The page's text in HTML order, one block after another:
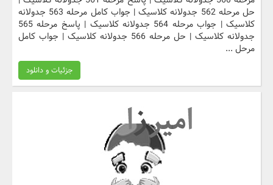
حل مرحله 562 جدولانه کلاسیک | جواب کامل مرحله 563 جدولانه
کلاسیک | جواب مرحله 564 جدولانه کلاسیک | پاسخ مرحله 565
جدولانه کلاسیک | حل مرحله 566 جدولانه کلاسیک | جواب کامل
مرحل ...
جزئیات و دانلود